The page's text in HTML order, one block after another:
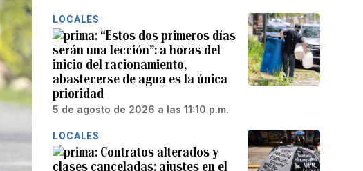
LOCALES
“Estos dos primeros días
serán una lección”: a horas del
inicio del racionamiento,
abastecerse de agua es la única
prioridad
5 de agosto de 2026 a las 11:10 p.m.
LOCALES
Contratos alterados y
clases canceladas: ajustes en el